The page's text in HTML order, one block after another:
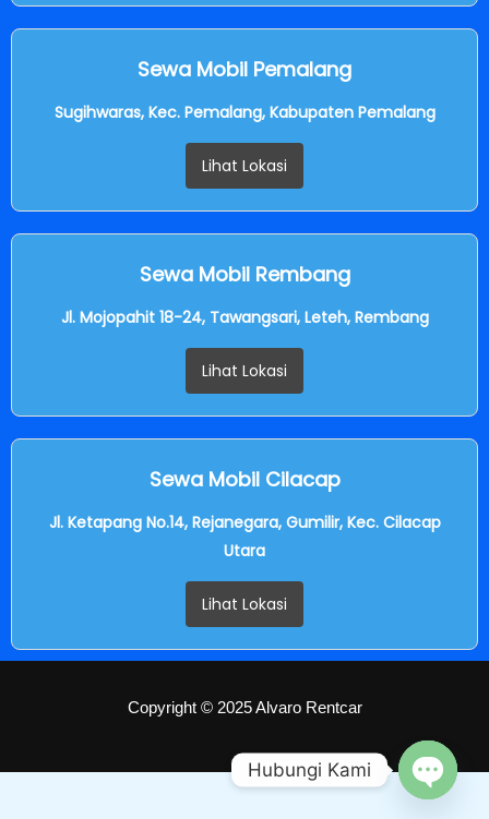
Sewa Mobil Pemalang
Sugihwaras, Kec. Pemalang, Kabupaten Pemalang
Lihat Lokasi
Sewa Mobil Rembang
Jl. Mojopahit 18-24, Tawangsari, Leteh, Rembang
Lihat Lokasi
Sewa Mobil Cilacap
Jl. Ketapang No.14, Rejanegara, Gumilir, Kec. Cilacap
Utara
Lihat Lokasi
Copyright © 2025 Alvaro Rentcar
Hubungi Kami
OPEN